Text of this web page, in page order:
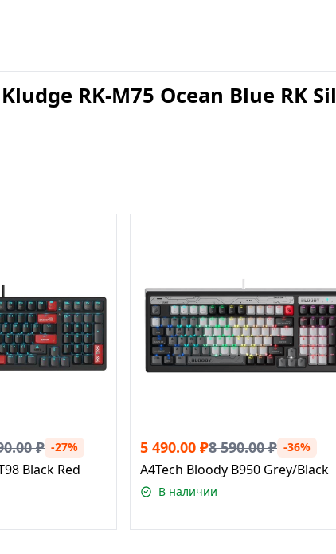
RK-M75 Ocean Blue RK
₽ -27%
Black Red
5 490.00 ₽8 590.00₽ -36%
A4Tech Bloody B950 Grey/Black
В наличии